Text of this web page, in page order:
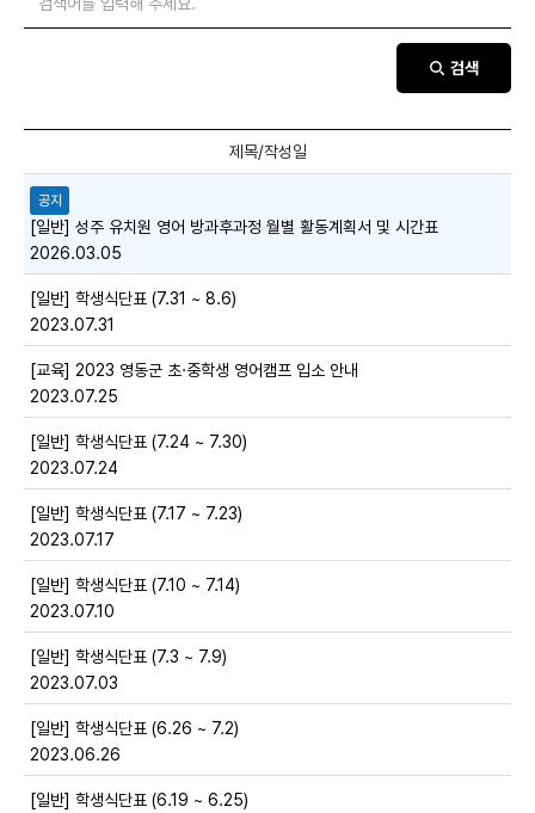
검색
공지
[일반] 성주 유치원 영어 방과후과정 월별 활동계획서 및 시간표
2026.03.05
[일반] 학생식단표 (7.31 ~ 8.6)
2023.07.31
[교육] 2023 영동군 초·중학생 영어캠프 입소 안내
2023.07.25
[일반] 학생식단표 (7.24 ~ 7.30)
2023.07.24
[일반] 학생식단표 (7.17 ~ 7.23)
2023.07.17
[일반] 학생식단표 (7.10 ~ 7.14)
2023.07.10
[일반] 학생식단표 (7.3 ~ 7.9)
2023.07.03
[일반] 학생식단표 (6.26 ~ 7.2)
2023.06.26
[일반] 학생식단표 (6.19 ~ 6.25)